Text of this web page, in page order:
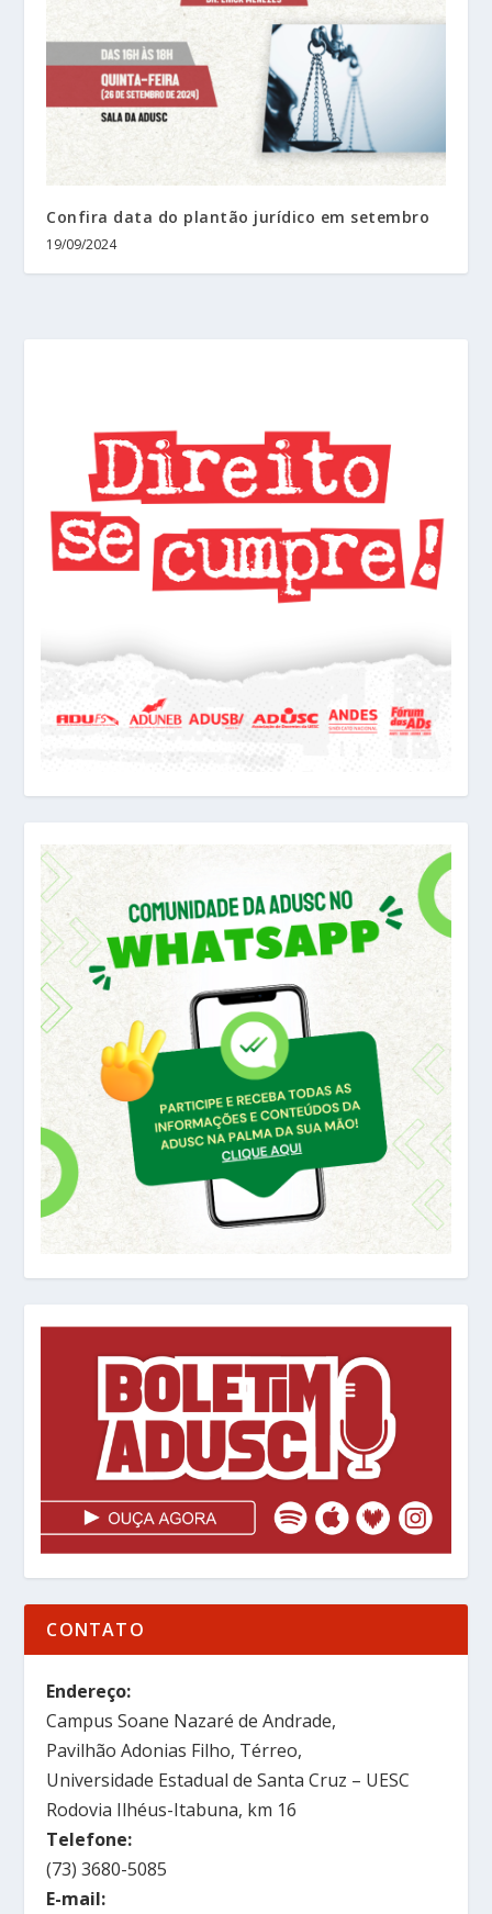
Confira data do plantão jurídico em setembro
19/09/2024
CONTATO
Endereço:
Campus Soane Nazaré de Andrade,
Pavilhão Adonias Filho, Térreo,
Universidade Estadual de Santa Cruz – UESC
Rodovia Ilhéus-Itabuna, km 16
Telefone:
(73) 3680-5085
E-mail: